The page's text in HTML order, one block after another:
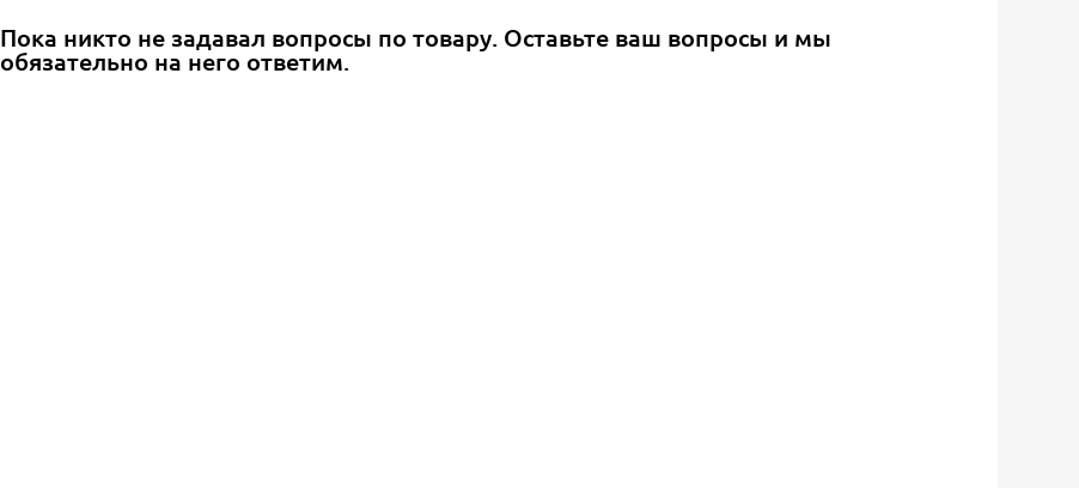
Пока никто не задавал вопросы по товару. Оставьте ваш вопросы и мы
обязательно на него ответим.